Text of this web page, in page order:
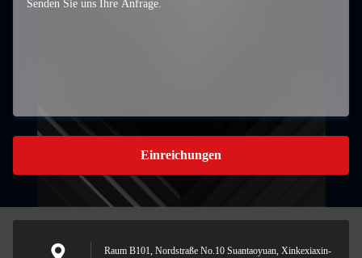
Einreichungen
Raum B101, Nordstraße No.10 Suantaoyuan, Xinkexiaxin-